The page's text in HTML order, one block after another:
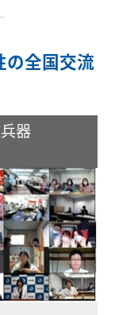
全国交流
器